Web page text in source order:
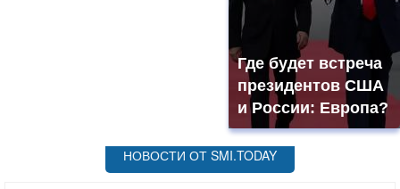
Где будет встреча
президентов США
и России: Европа?